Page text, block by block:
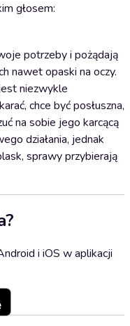
głosem:
potrzeby i pożądają
nawet opaski na oczy.
niezwykle
chce być posłuszna,
na sobie jego karcącą
działania, jednak
sprawy przybierają
i iOS w aplikacji